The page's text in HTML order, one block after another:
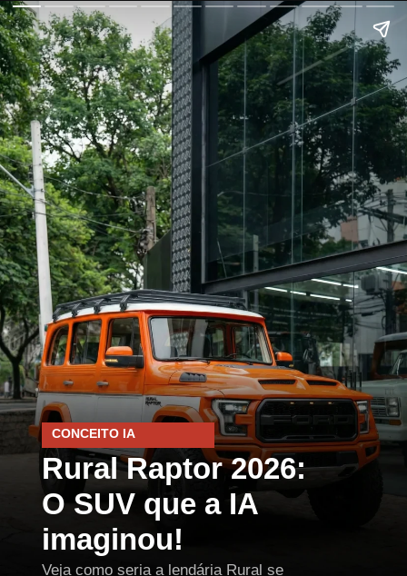
CONCEITO IA
Rural Raptor 2026:
O SUV que a IA
imaginou!
Veja como seria a lendária Rural se